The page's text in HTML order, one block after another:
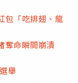
包「吃排翅、龍
奪命瞬間崩潰
舉